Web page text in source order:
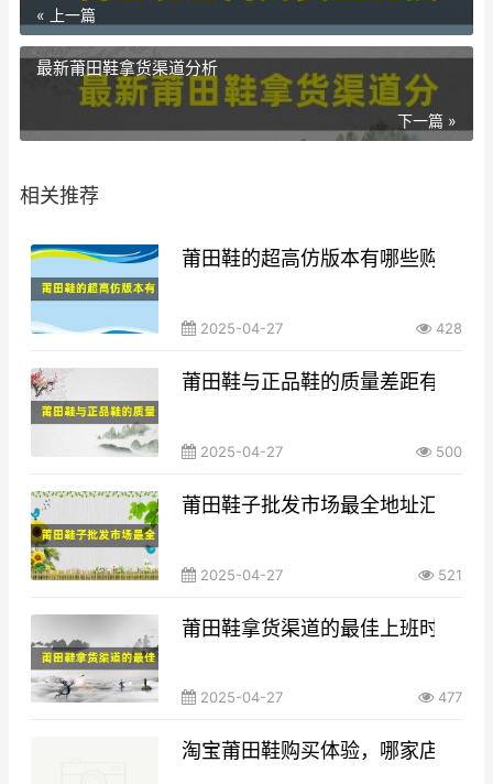
« 上一篇
最新莆田鞋拿货渠道分析
下一篇 »
相关推荐
莆田鞋的超高仿版本有哪些购买途
2025-04-27 428
莆田鞋与正品鞋的质量差距有多大
2025-04-27 500
莆田鞋子批发市场最全地址汇总，
2025-04-27 521
莆田鞋拿货渠道的最佳上班时间与
2025-04-27 477
淘宝莆田鞋购买体验，哪家店铺性